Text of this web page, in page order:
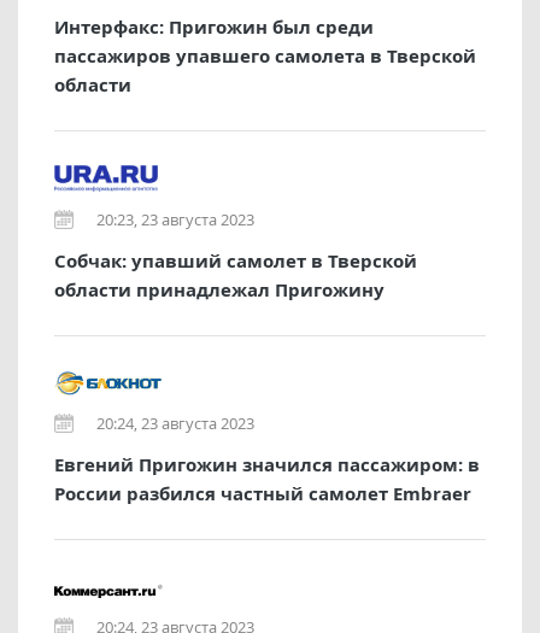
Интерфакс: Пригожин был среди
пассажиров упавшего самолета в Тверской
области
20:23, 23 августа 2023
Собчак: упавший самолет в Тверской
области принадлежал Пригожину
20:24, 23 августа 2023
Евгений Пригожин значился пассажиром: в
России разбился частный самолет Embraer
20:24, 23 августа 2023